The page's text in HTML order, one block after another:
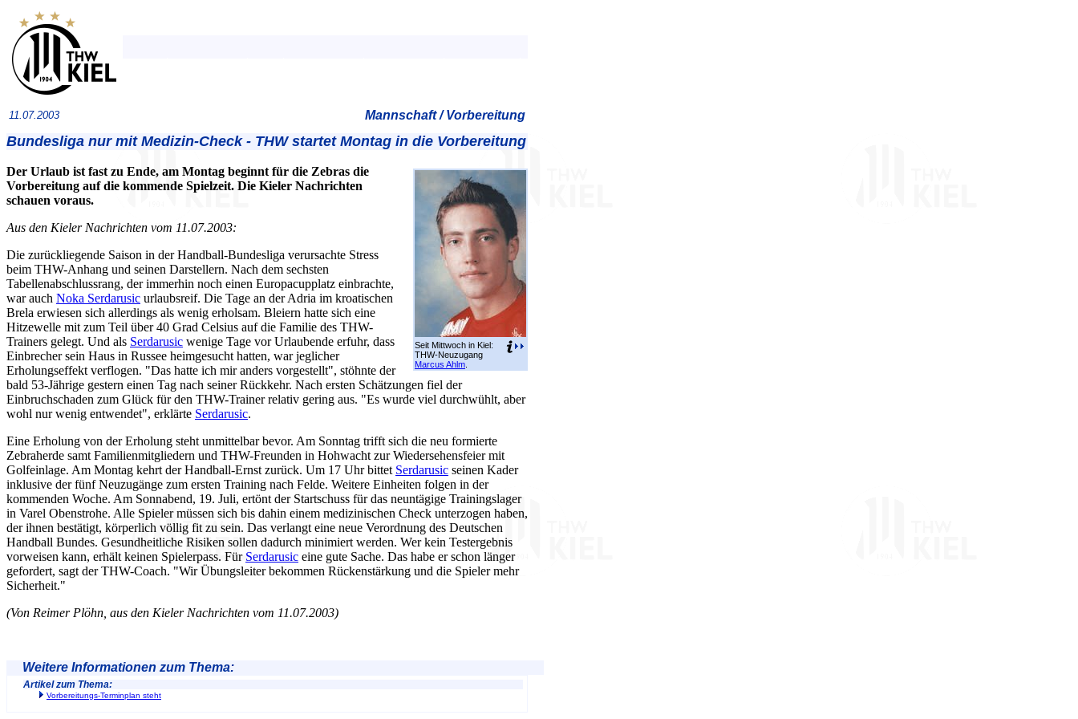
11.07.2003 Mannschaft / Vorbereitung
Bundesliga nur mit Medizin-Check - THW startet Montag in die Vorbereitung
Seit Mittwoch in Kiel:
THW-Neuzugang
Marcus Ahlm
Der Urlaub ist fast zu Ende, am Montag beginnt für die Zebras die
Vorbereitung auf die kommende Spielzeit. Die Kieler Nachrichten
schauen voraus.
Aus den Kieler Nachrichten vom 11.07.2003:
Die zurückliegende Saison in der Handball-Bundesliga verursachte Stress
beim THW-Anhang und seinen Darstellern. Nach dem sechsten
Tabellenabschlussrang, der immerhin noch einen Europacupplatz einbrachte,
war auch Noka Serdarusic urlaubsreif. Die Tage an der Adria im kroatischen
Brela erwiesen sich allerdings als wenig erholsam. Bleiern hatte sich eine
Hitzewelle mit zum Teil über 40 Grad Celsius auf die Familie des THW-
Trainers gelegt. Und als Serdarusic wenige Tage vor Urlaubende erfuhr, dass
Einbrecher sein Haus in Russee heimgesucht hatten, war jeglicher
Erholungseffekt verflogen. "Das hatte ich mir anders vorgestellt", stöhnte der
bald 53-Jährige gestern einen Tag nach seiner Rückkehr. Nach ersten Schätzungen fiel der
Einbruchschaden zum Glück für den THW-Trainer relativ gering aus. "Es wurde viel durchwühlt, aber
wohl nur wenig entwendet", erklärte Serdarusic.
Eine Erholung von der Erholung steht unmittelbar bevor. Am Sonntag trifft sich die neu formierte
Zebraherde samt Familienmitgliedern und THW-Freunden in Hohwacht zur Wiedersehensfeier mit
Golfeinlage. Am Montag kehrt der Handball-Ernst zurück. Um 17 Uhr bittet Serdarusic seinen Kader
inklusive der fünf Neuzugänge zum ersten Training nach Felde. Weitere Einheiten folgen in der
kommenden Woche. Am Sonnabend, 19. Juli, ertönt der Startschuss für das neuntägige Trainingslager
in Varel Obenstrohe. Alle Spieler müssen sich bis dahin einem medizinischen Check unterzogen haben,
der ihnen bestätigt, körperlich völlig fit zu sein. Das verlangt eine neue Verordnung des Deutschen
Handball Bundes. Gesundheitliche Risiken sollen dadurch minimiert werden. Wer kein Testergebnis
vorweisen kann, erhält keinen Spielerpass. Für Serdarusic eine gute Sache. Das habe er schon länger
gefordert, sagt der THW-Coach. "Wir Übungsleiter bekommen Rückenstärkung und die Spieler mehr
Sicherheit."
(Von Reimer Plöhn, aus den Kieler Nachrichten vom 11.07.2003)
Weitere Informationen zum Thema:
Artikel zum Thema:
Vorbereitungs-Terminplan steht